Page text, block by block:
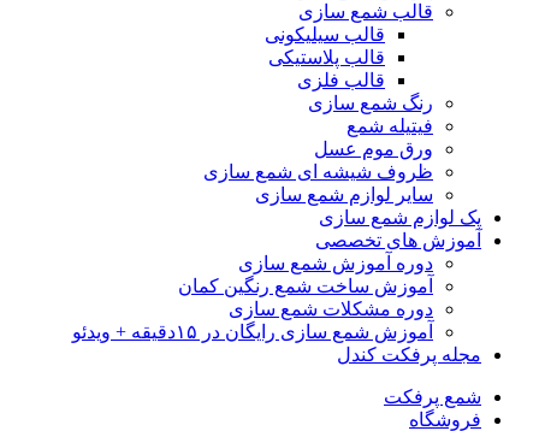
قالب شمع سازی
قالب سیلیکونی
قالب پلاستیکی
قالب فلزی
رنگ شمع سازی
فیتیله شمع
ورق موم عسل
ظروف شیشه ای شمع سازی
سایر لوازم شمع سازی
پک لوازم شمع سازی
آموزش های تخصصی
دوره آموزش شمع سازی
آموزش ساخت شمع رنگین کمان
دوره مشکلات شمع سازی
آموزش شمع سازی رایگان در ۱۵دقیقه + ویدئو
مجله پرفکت کندل
شمع پرفکت
فروشگاه